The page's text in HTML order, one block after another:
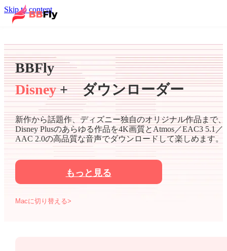
Skip to content
BBFly
Disney+ ダウンローダー
新作から話題作、ディズニー独自のオリジナル作品まで、
Disney Plusのあらゆる作品を4K画質とAtmos／EAC3 5.1／
AAC 2.0の高品質な音声でダウンロードして楽しめます。
もっと見る
Macに切り替える>